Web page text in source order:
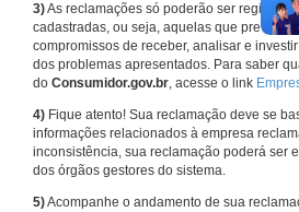
3)As reclamações só poderão ser
cadastradas, ou seja, aquelas que
compromissos de receber, analisar e
dos problemas apresentados. Para saber
do Consumidor.gov.br, acesse o link
4) Fique atento! Sua reclamação deve se
informações relacionados à empresa
inconsistência, sua reclamação poderá ser
dos órgãos gestores do sistema.
5)Acompanhe o andamento de sua